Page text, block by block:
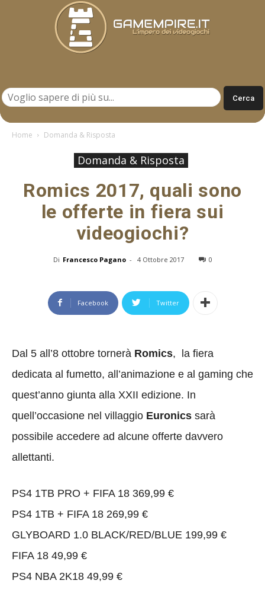
Home Domanda & Risposta
Domanda & Risposta
Romics 2017, quali sono
le offerte in fiera sui
videogiochi?
Di Francesco Pagano - 4 Ottobre 2017 0
Facebook Twitter
Dal 5 all’8 ottobre tornerà Romics, la fiera
dedicata al fumetto, all’animazione e al gaming che
quest’anno giunta alla XXII edizione. In
quell’occasione nel villaggio Euronics sarà
possibile accedere ad alcune offerte davvero
allettanti.
PS4 1TB PRO + FIFA 18 369,99 €
PS4 1TB + FIFA 18 269,99 €
GLYBOARD 1.0 BLACK/RED/BLUE 199,99 €
FIFA 18 49,99 €
PS4 NBA 2K18 49,99 €